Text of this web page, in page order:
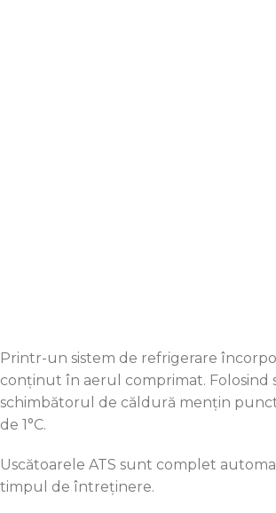
Printr-un sistem de refrigerare
conținut în aerul comprimat. Folosind
schimbătorul de căldură mențin
de 1°C.
Uscătoarele ATS sunt complet
timpul de întreținere.